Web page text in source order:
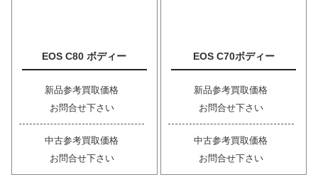
EOS C80 ボディー
新品参考買取価格
お問合せ下さい
中古参考買取価格
お問合せ下さい
EOS C70ボディー
新品参考買取価格
お問合せ下さい
中古参考買取価格
お問合せ下さい